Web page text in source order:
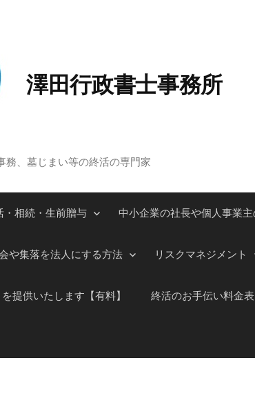
澤田行政書士事務所
務、墓じまい等の終活の専門家
・相続・生前贈与 中小企業の社長や個人事業
や集落を法人にする方法 リスクマネジメント
提供いたします【有料】 終活のお手伝い料金表